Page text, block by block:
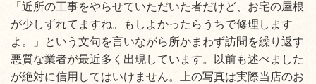
「近所の工事をやらせていただいた者だけど、お宅の屋根
が少しずれてますね。もしよかったらうちで修理します
よ。」という文句を言いながら所かまわず訪問を繰り返す
悪質な業者が最近多く出現しています。以前も述べました
が絶対に信用してはいけません。上の写真は実際当店のお